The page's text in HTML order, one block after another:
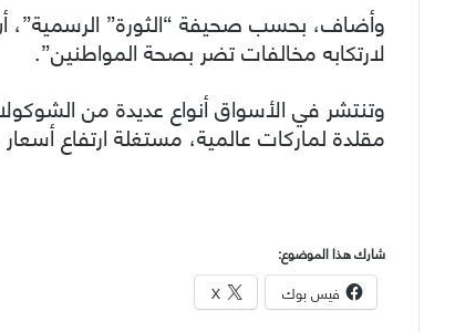
وأضاف، بحسب صحيفة “الثورة” الرسمية”،
لارتكابه مخالفات تضر بصحة المواطنين”.
وتنتشر في الأسواق أنواع عديدة من
مقلدة لماركات عالمية، مستغلة ارتفاع
شارك هذا الموضوع:
فيس بوك X